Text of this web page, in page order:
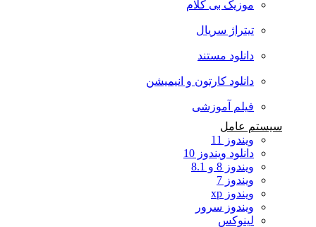
موزیک بی کلام
تیتراژ سریال
دانلود مستند
دانلود کارتون و انیمیشن
فیلم آموزشی
سیستم عامل
ویندوز 11
دانلود ویندوز 10
ویندوز 8 و 8.1
ویندوز 7
ویندوز xp
ویندوز سرور
لینوکس